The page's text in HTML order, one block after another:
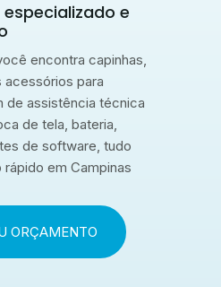
e
encontra capinhas,
acessórios para
de assistência técnica
de tela, bateria,
de software, tudo
em Campinas
ORÇAMENTO